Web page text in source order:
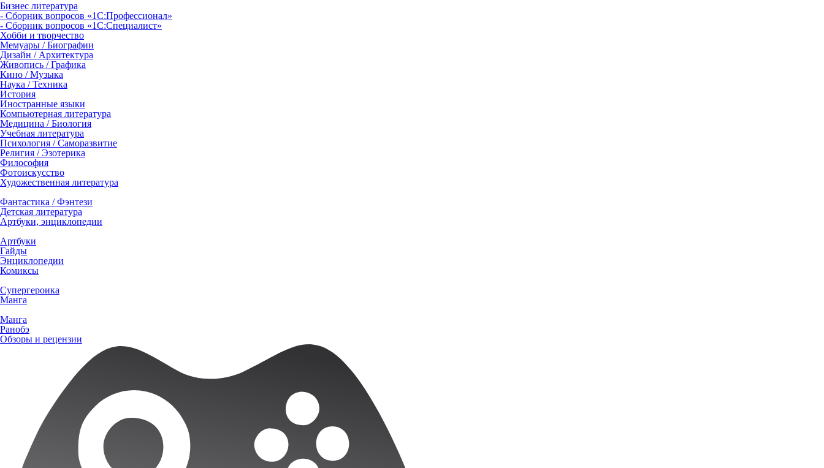
Бизнес литература
- Сборник вопросов «1С:Профессионал»
- Сборник вопросов «1С:Специалист»
Хобби и творчество
Мемуары / Биографии
Дизайн / Архитектура
Живопись / Графика
Кино / Музыка
Наука / Техника
История
Иностранные языки
Компьютерная литература
Медицина / Биология
Учебная литература
Психология / Саморазвитие
Религия / Эзотерика
Философия
Фотоискусство
Художественная литература
Фантастика / Фэнтези
Детская литература
Артбуки, энциклопедии
Артбуки
Гайды
Энциклопедии
Комиксы
Супергероика
Манга
Манга
Ранобэ
Обзоры и рецензии